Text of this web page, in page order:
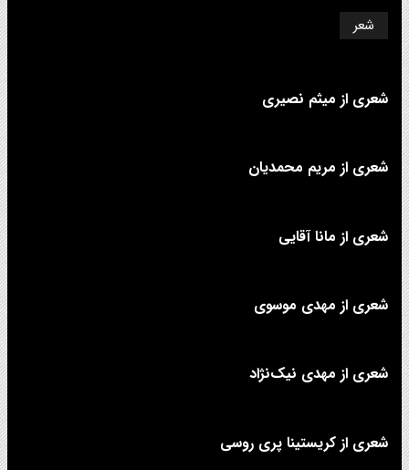
شعر
شعری از میثم نصیری
شعری از مریم محمدیان
شعری از مانا آقایی
شعری از مهدی موسوی
شعری از مهدی نیک‌نژاد
شعری از کریستینا پری روسی